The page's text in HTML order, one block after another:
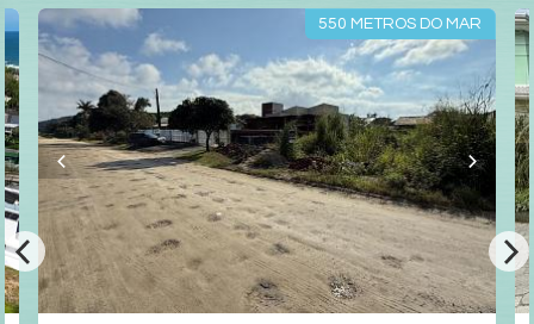
550 METROS DO MAR